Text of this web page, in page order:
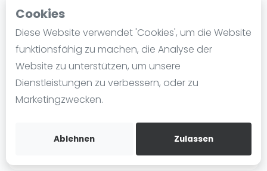
Cookies
Diese Website verwendet 'Cookies', um die Website
funktionsfähig zu machen, die Analyse der
Website zu unterstützen, um unsere
Dienstleistungen zu verbessern, oder zu
Marketingzwecken.
Ablehnen Zulassen
Blog
Die Geschichte von Padel
Regeln und Punktzählung
Padel Schläge
Video
Playtomic
maba! Padel Mannheim | Mannheim
Christian-Friedrich-Schwan-Straße 5-7
68167Mannheim
playtomic.io